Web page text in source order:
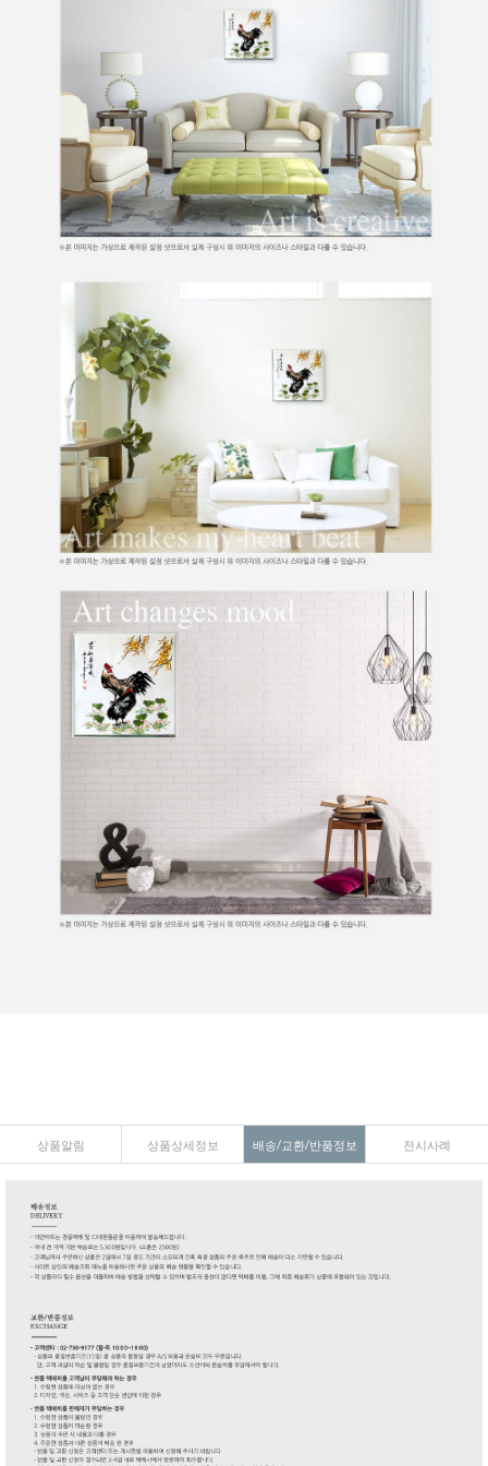
상품알림 상품상세정보 배송/교환/반품정보 전시사례